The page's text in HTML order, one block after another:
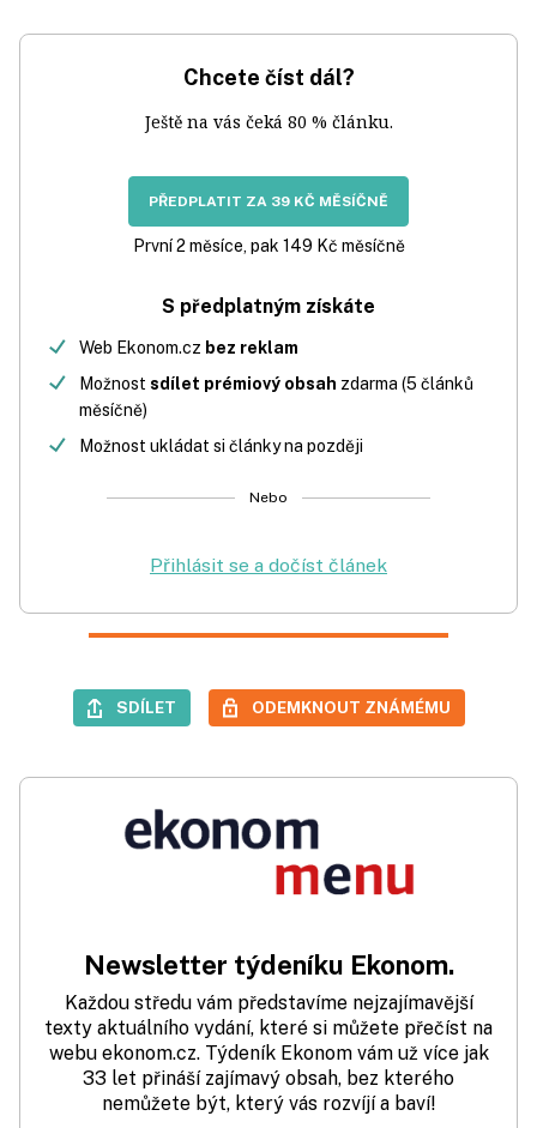
Chcete číst dál?
Ještě na vás čeká 80 % článku.
PŘEDPLATIT ZA 39 KČ MĚSÍČNĚ
První 2 měsíce, pak 149 Kč měsíčně
S předplatným získáte
Web Ekonom.cz bez reklam
Možnost sdílet prémiový obsah zdarma (5 článků
měsíčně)
Možnost ukládat si články na později
Nebo
Přihlásit se a dočíst článek
SDÍLET ODEMKNOUT ZNÁMÉMU
Newsletter týdeníku Ekonom.
Každou středu vám představíme nejzajímavější
texty aktuálního vydání, které si můžete přečíst na
webu ekonom.cz. Týdeník Ekonom vám už více jak
33 let přináší zajímavý obsah, bez kterého
nemůžete být, který vás rozvíjí a baví!